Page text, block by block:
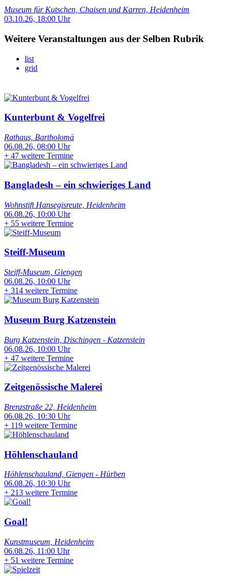
Museum für Kutschen, Chaisen und Karren, Heidenheim
03.10.26, 18:00 Uhr
Weitere Veranstaltungen aus der Selben Rubrik
list
grid
Kunterbunt & Vogelfrei
Rathaus, Bartholomä
06.08.26, 08:00 Uhr
+ 47 weitere Termine
Bangladesh – ein schwieriges Land
Wohnstift Hansegisreute, Heidenheim
06.08.26, 10:00 Uhr
+ 55 weitere Termine
Steiff-Museum
Steiff-Museum, Giengen
06.08.26, 10:00 Uhr
+ 314 weitere Termine
Museum Burg Katzenstein
Burg Katzenstein, Dischingen - Katzenstein
06.08.26, 10:00 Uhr
+ 47 weitere Termine
Zeitgenössische Malerei
Brenzstraße 22, Heidenheim
06.08.26, 10:30 Uhr
+ 119 weitere Termine
Höhlenschauland
Höhlenschauland, Giengen - Hürben
06.08.26, 10:30 Uhr
+ 213 weitere Termine
Goal!
Kunstmuseum, Heidenheim
06.08.26, 11:00 Uhr
+ 51 weitere Termine